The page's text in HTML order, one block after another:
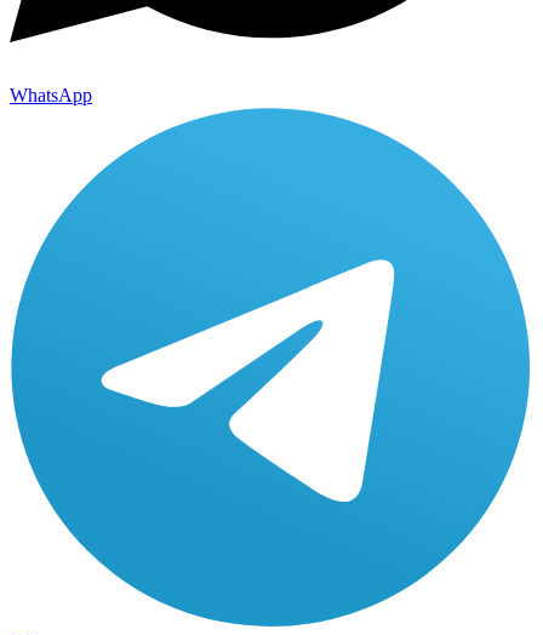
WhatsApp